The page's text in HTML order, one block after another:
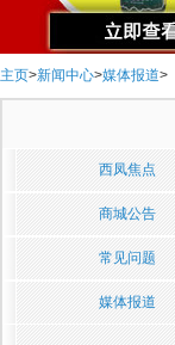
主页>新闻中心>媒体报道>
西凤焦点
商城公告
常见问题
媒体报道